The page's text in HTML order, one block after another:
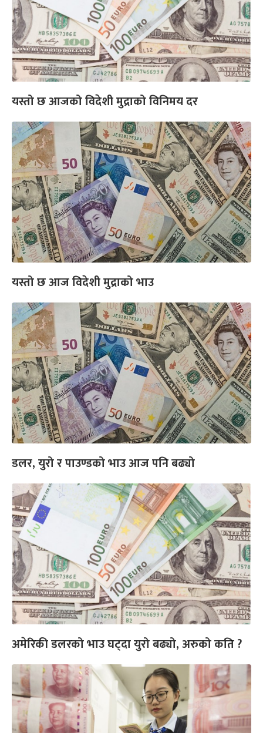
यस्तो छ आजको विदेशी मुद्राको विनिमय दर
यस्तो छ आज विदेशी मुद्राको भाउ
डलर, युरो र पाउण्डको भाउ आज पनि बढ्यो
अमेरिकी डलरको भाउ घट्दा युरो बढ्यो, अरुको कति ?